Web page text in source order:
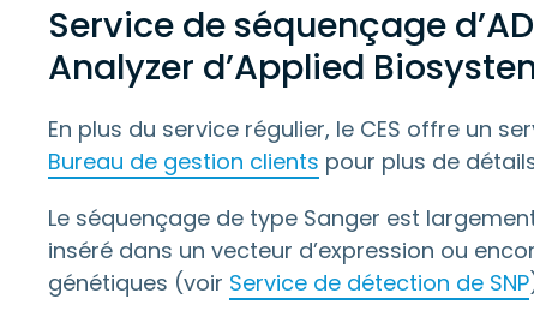
Service de séquençage
Analyzer d’Applied
En plus du service régulier, le CES offre un
Bureau de gestion clients pour plus de
Le séquençage de type Sanger est
inséré dans un vecteur d’expression ou
génétiques (voir Service de détection de SNP